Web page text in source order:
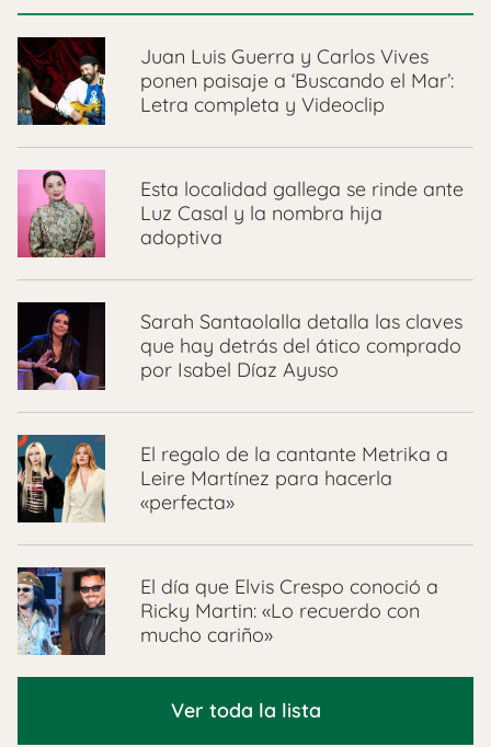
Juan Luis Guerra y Carlos Vives
ponen paisaje a ‘Buscando el Mar’:
Letra completa y Videoclip
Esta localidad gallega se rinde ante
Luz Casal y la nombra hija
adoptiva
Sarah Santaolalla detalla las claves
que hay detrás del ático comprado
por Isabel Díaz Ayuso
El regalo de la cantante Metrika a
Leire Martínez para hacerla
«perfecta»
El día que Elvis Crespo conoció a
Ricky Martin: «Lo recuerdo con
mucho cariño»
Ver toda la lista